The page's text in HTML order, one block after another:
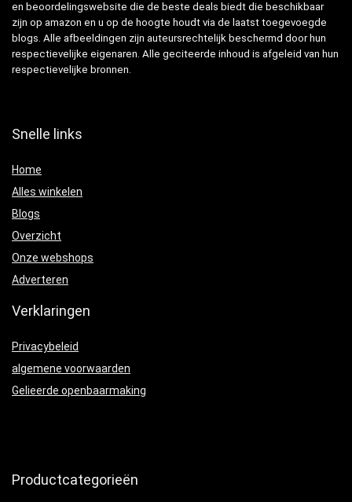
en beoordelingswebsite die de beste deals biedt die beschikbaar
zijn op amazon en u op de hoogte houdt via de laatst toegevoegde
blogs. Alle afbeeldingen zijn auteursrechtelijk beschermd door hun
respectievelijke eigenaren. Alle geciteerde inhoud is afgeleid van hun
respectievelijke bronnen.
Snelle links
Home
Alles winkelen
Blogs
Overzicht
Onze webshops
Adverteren
Verklaringen
Privacybeleid
algemene voorwaarden
Gelieerde openbaarmaking
Productcategorieën